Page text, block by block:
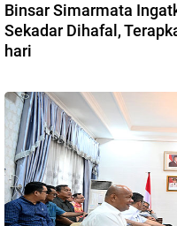
Binsar Simarmata
Sekadar Dihafal,
hari